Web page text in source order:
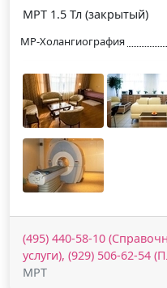
МРТ 1.5 Тл (закрытый)
МР-Холангиография
(495) 440-58-10
услуги), (929) 506-62-54
МРТ